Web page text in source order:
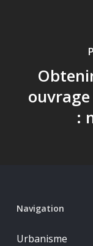
:
Navigation
Urbanisme